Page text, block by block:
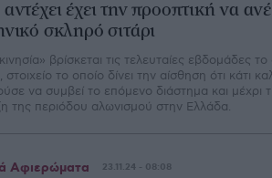
έχει την προοπτική να
σκληρό σιτάρι
βρίσκεται τις τελευταίες εβδομάδες
στοιχείο το οποίο δίνει την αίσθηση ότι κάτι
να συμβεί το επόμενο διάστημα και μέχρι
της περιόδου αλωνισμού στην Ελλάδα.
Αφιερώματα 23.11.24 - 08:08